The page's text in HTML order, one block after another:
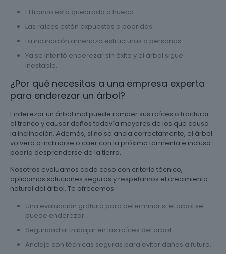
El tronco está quebrado o hueco.
Las raíces están expuestas o podridas.
La inclinación amenaza estructuras o personas.
Ya se intentó enderezar sin éxito y el árbol sigue
inestable.
¿Por qué necesitas a una empresa experta
para enderezar un árbol?
Enderezar un árbol mal puede romper sus raíces o fracturar
el tronco y causar daños todavía mayores de los que causa
la inclinación. Además, si no se ancla correctamente, el árbol
volverá a inclinarse o caer con la próxima tormenta e incluso
podría desprenderse de la tierra.
Nosotros evaluamos cada caso con criterio técnico,
aplicamos soluciones seguras y respetamos el crecimiento
natural del árbol. Te ofrecemos:
Una evaluación gratuita para determinar si el árbol se
puede enderezar.
Seguridad al trabajar en las raíces del árbol.
Anclaje con técnicas seguras para evitar daños a futuro.